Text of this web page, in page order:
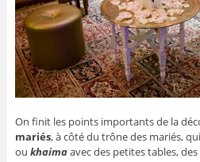
On finit les points importants de la
mariés, à côté du trône des mariés,
ou khaimaavec des petites tables,